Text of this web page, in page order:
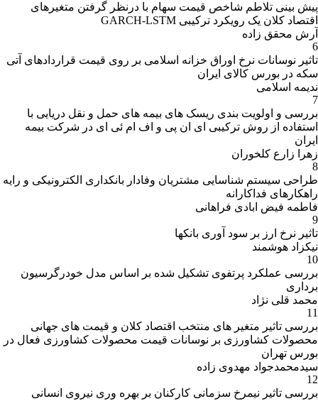
پیش بینی تلاطم شاخص قیمت سهام با درنظر گرفتن متغیرهای
اقتصاد کلان یک رویکرد ترکیبی GARCH-LSTM
آرش محقق زاده
6
تاثیر نوسانات نرخ اوراق خزانه اسلامی بر روی قیمت قراردادهای آتی
سکه در بورس کالای ایران
ندیمه اسلامی
7
بررسی و اولویت بندی ریسک های بیمه های حمل و نقل دریایی با
استفاده از روش ترکیبی ای ان پی و اف ام ئی ای در شرکت بیمه
ایران
زهرا زارع کلخوران
8
طراحی سیستم شناسایی مشتریان وفادار بانکداری الکترونیکی و رایه
راهکارهای فداکارانه
فاطمه فیض ابادی فراهانی
9
تاثیر نرخ ارز بر سود آوری بانکها
نیکزاد هوشمند
10
بررسی عملکرد پرتفوی تشکیل شده بر اساس مدل خودرگرسیون
برداری
محمد قلی نژاد
11
بررسی تاثیر متغیر های منتخب اقتصاد کلان و قیمت های جهانی
محصولات کشاورزی بر نوسانات قیمت محصولات کشاورزی فعال در
بورس تهران
سیدمحمدجواد مهدوی زاده
12
بررسی تاثیر نیمرخ سزمانی کارکنان بر بهره وری نیروی انسانی